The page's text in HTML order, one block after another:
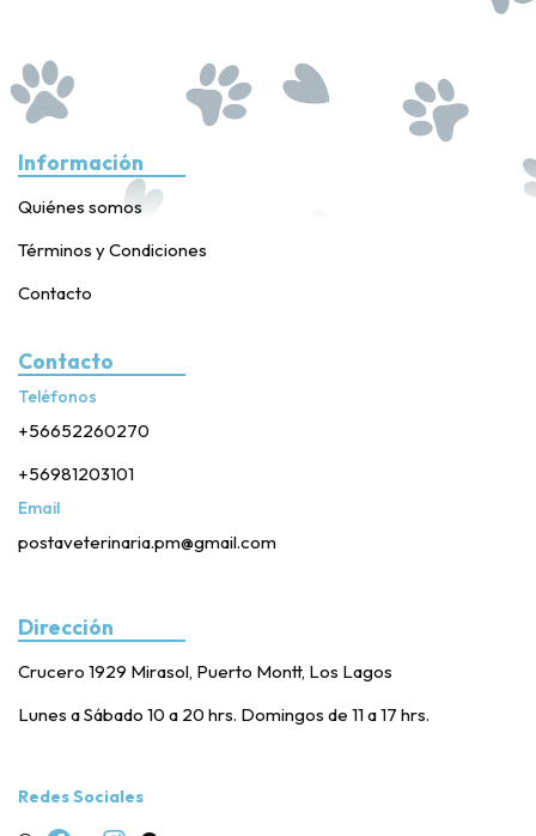
Información
Quiénes somos
Términos y Condiciones
Contacto
Contacto
Teléfonos
+56652260270
+56981203101
Email
postaveterinaria.pm@gmail.com
Dirección
Crucero 1929 Mirasol, Puerto Montt, Los Lagos
Lunes a Sábado 10 a 20 hrs. Domingos de 11 a 17 hrs.
Redes Sociales